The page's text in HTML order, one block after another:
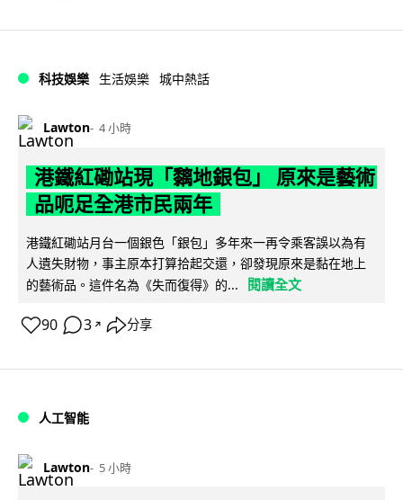
科技娛樂 生活娛樂 城中熱話
Lawton 4 小時
港鐵紅磡站現「黐地銀包」 原來是藝術
品呃足全港市民兩年
港鐵紅磡站月台一個銀色「銀包」多年來一再令乘客誤以為有
人遺失財物，事主原本打算拾起交還，卻發現原來是黏在地上
的藝術品。這件名為《失而復得》的...
閱讀全文
90 3 ↗ 分享
人工智能
Lawton 5 小時